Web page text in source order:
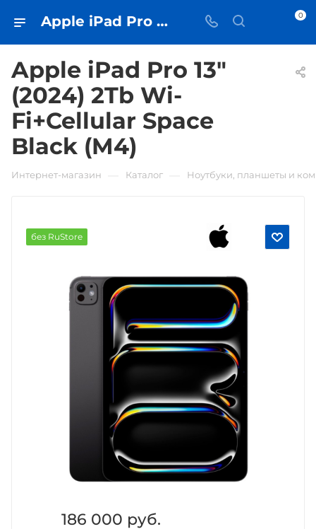
Apple iPad Pro 13" (2024) 2Tb Wi-Fi+Cellular Space Black (M4) • купить в Самаре - iЧехол 0
Apple iPad Pro 13"
(2024) 2Tb Wi-
Fi+Cellular Space
Black (M4)
Интернет-магазин Каталог Ноутбуки, планшеты и
без RuStore
186 000 руб.